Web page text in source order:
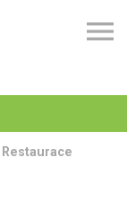

Restaurace